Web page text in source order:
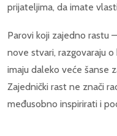
prijateljima, da imate
Parovi koji zajedno rastu
nove stvari, razgovaraju
imaju daleko veće šanse
Zajednički rast ne znači
međusobno inspirirati i